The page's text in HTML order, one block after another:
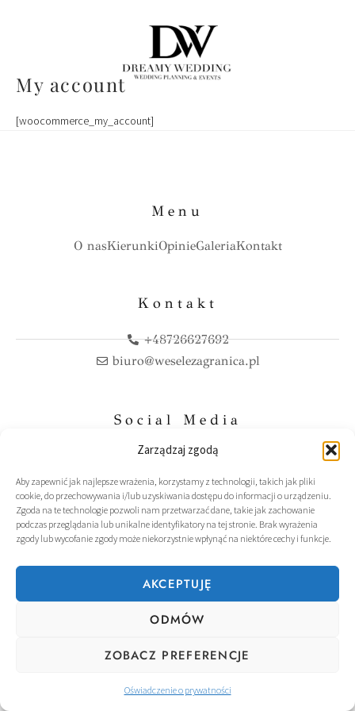
Zarządzaj zgodą
Aby zapewnić jak najlepsze wrażenia, korzystamy z technologii, takich jak pliki
cookie, do przechowywania i/lub uzyskiwania dostępu do informacji o urządzeniu.
Zgoda na te technologie pozwoli nam przetwarzać dane, takie jak zachowanie
podczas przeglądania lub unikalne identyfikatory na tej stronie. Brak wyrażenia
zgody lub wycofanie zgody może niekorzystnie wpłynąć na niektóre cechy i funkcje.
AKCEPTUJĘ
ODMÓW
ZOBACZ PREFERENCJE
Oświadczenie o prywatności
My account
[woocommerce_my_account]
Menu
O nasKierunkiOpinieGaleriaKontakt
Kontakt
+48726627692
biuro@weselezagranica.pl
Social Media
F
c
e
b
o
o
k
I
s
t
a
g
r
a
Polityka Prywatnosci